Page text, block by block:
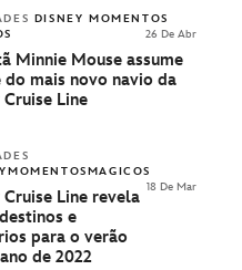
DISNEY MOMENTOS
26 De Abr
Minnie Mouse assume
do mais novo navio da
Cruise Line
18 De Mar
Cruise Line revela
e
para o verão
de 2022